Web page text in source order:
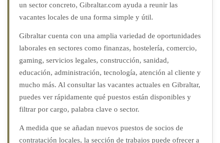
un sector concreto, Gibraltar.com ayuda a reunir las
vacantes locales de una forma simple y útil.
Gibraltar cuenta con una amplia variedad de oportunidades
laborales en sectores como finanzas, hostelería, comercio,
gaming, servicios legales, construcción, sanidad,
educación, administración, tecnología, atención al cliente y
mucho más. Al consultar las vacantes actuales en Gibraltar,
puedes ver rápidamente qué puestos están disponibles y
filtrar por cargo, palabra clave o sector.
A medida que se añadan nuevos puestos de socios de
contratación locales, la sección de trabajos puede ofrecer a